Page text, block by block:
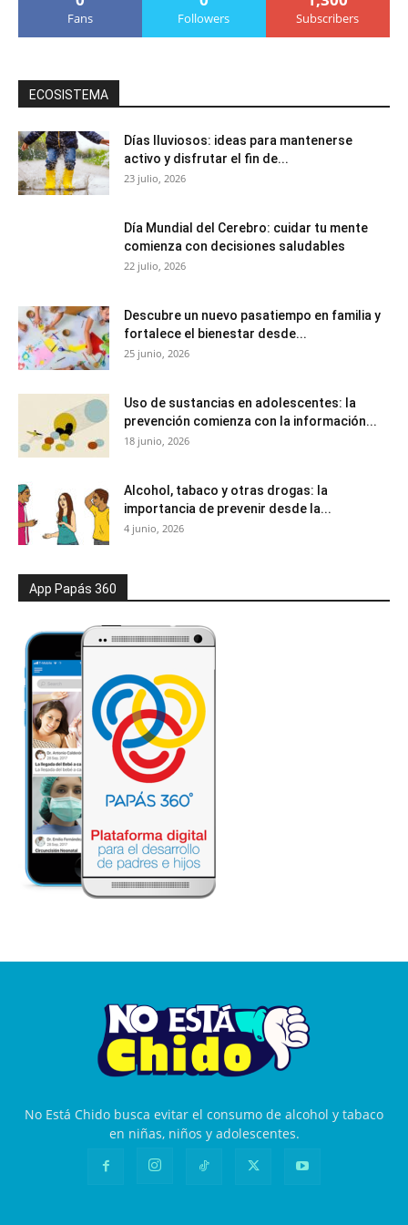
Fans Followers Subscribers
ECOSISTEMA
Días lluviosos: ideas para mantenerse
activo y disfrutar el fin de...
23 julio, 2026
Día Mundial del Cerebro: cuidar tu mente
comienza con decisiones saludables
22 julio, 2026
Descubre un nuevo pasatiempo en familia y
fortalece el bienestar desde...
25 junio, 2026
Uso de sustancias en adolescentes: la
prevención comienza con la información...
18 junio, 2026
Alcohol, tabaco y otras drogas: la
importancia de prevenir desde la...
4 junio, 2026
App Papás 360
No Está Chido busca evitar el consumo de alcohol y tabaco
en niñas, niños y adolescentes.